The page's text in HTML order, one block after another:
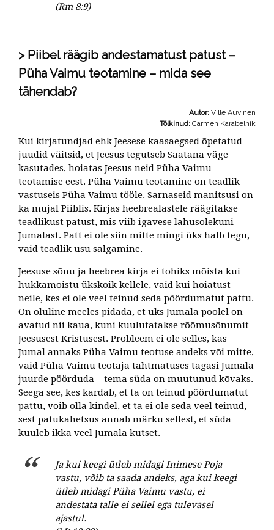
(Rm 8:9)
Piibel räägib andestamatust patust –
Püha Vaimu teotamine – mida see
tähendab?
Autor: Ville Auvinen
Tõlkinud: Carmen Karabelnik
Kui kirjatundjad ehk Jeesese kaasaegsed õpetatud
juudid väitsid, et Jeesus tegutseb Saatana väge
kasutades, hoiatas Jeesus neid Püha Vaimu
teotamise eest. Püha Vaimu teotamine on teadlik
vastuseis Püha Vaimu tööle. Sarnaseid manitsusi on
ka mujal Piiblis. Kirjas heebrealastele räägitakse
teadlikust patust, mis viib igavese lahusolekuni
Jumalast. Patt ei ole siin mitte mingi üks halb tegu,
vaid teadlik usu salgamine.
Jeesuse sõnu ja heebrea kirja ei tohiks mõista kui
hukkamõistu ükskõik kellele, vaid kui hoiatust
neile, kes ei ole veel teinud seda pöördumatut pattu.
On oluline meeles pidada, et uks Jumala poolel on
avatud nii kaua, kuni kuulutatakse rõõmusõnumit
Jeesusest Kristusest. Probleem ei ole selles, kas
Jumal annaks Püha Vaimu teotuse andeks või mitte,
vaid Püha Vaimu teotaja tahtmatuses tagasi Jumala
juurde pöörduda – tema süda on muutunud kõvaks.
Seega see, kes kardab, et ta on teinud pöördumatut
pattu, võib olla kindel, et ta ei ole seda veel teinud,
sest patukahetsus annab märku sellest, et süda
kuuleb ikka veel Jumala kutset.
Ja kui keegi ütleb midagi Inimese Poja
vastu, võib ta saada andeks, aga kui keegi
ütleb midagi Püha Vaimu vastu, ei
andestata talle ei sellel ega tulevasel
ajastul.